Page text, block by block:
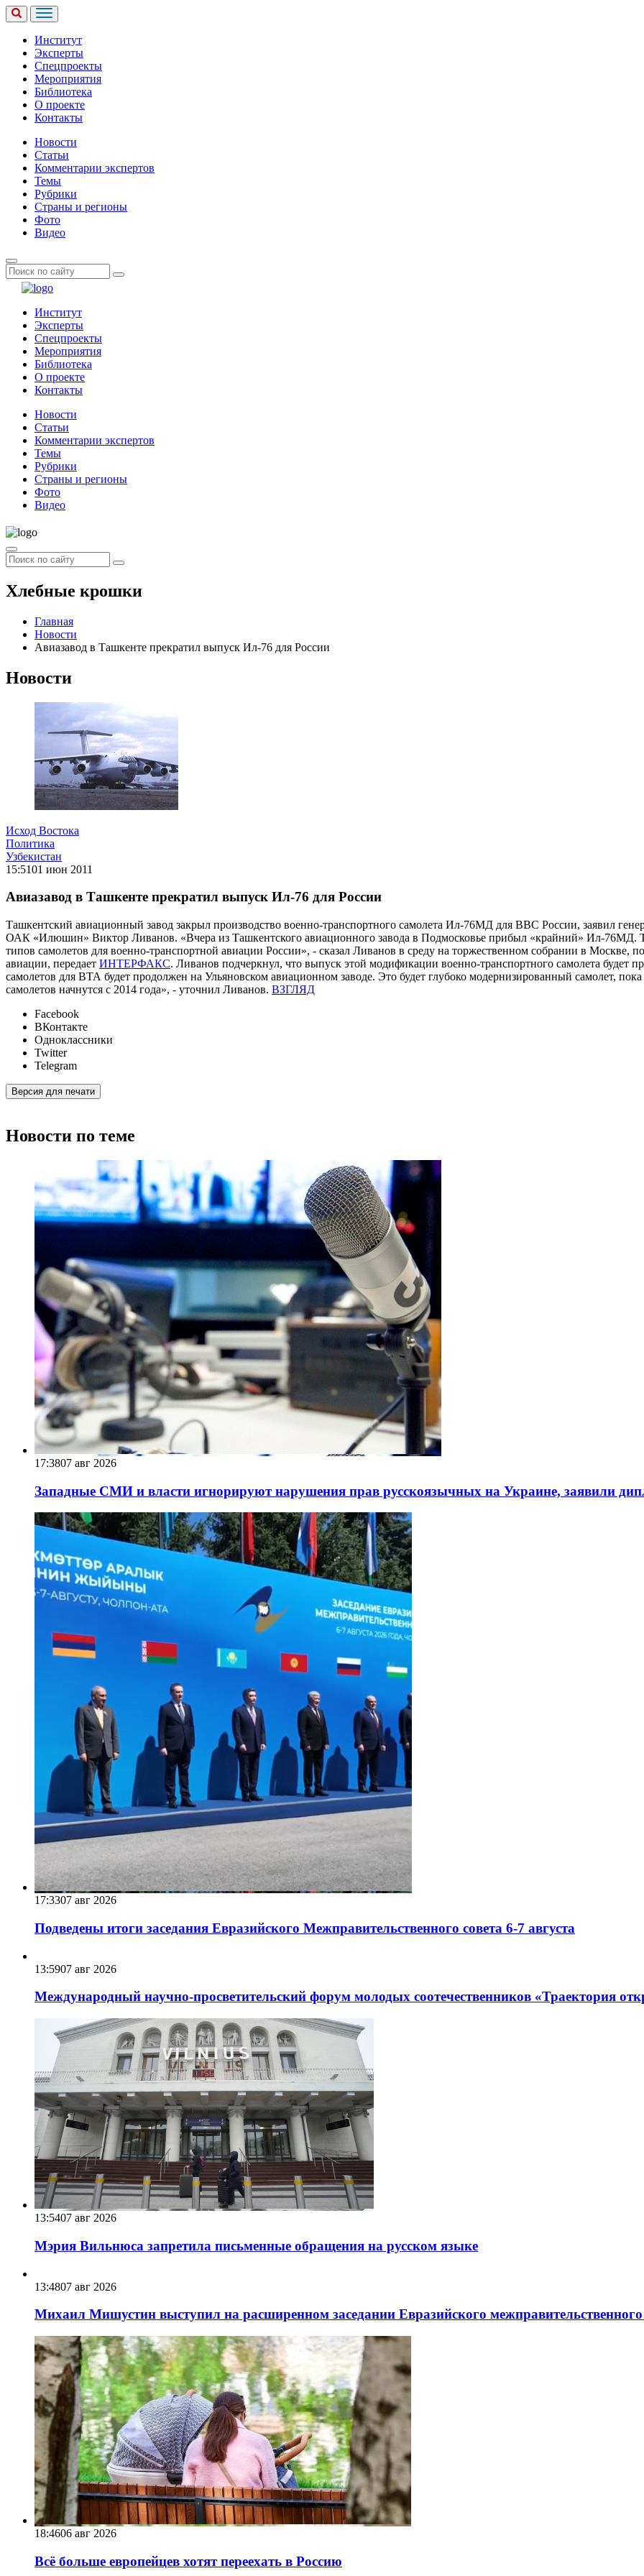
Институт
Эксперты
Спецпроекты
Мероприятия
Библиотека
О проекте
Контакты
Новости
Статьи
Комментарии экспертов
Темы
Рубрики
Страны и регионы
Фото
Видео
Институт
Эксперты
Спецпроекты
Мероприятия
Библиотека
О проекте
Контакты
Новости
Статьи
Комментарии экспертов
Темы
Рубрики
Страны и регионы
Фото
Видео
Хлебные крошки
Главная
Новости
Авиазавод в Ташкенте прекратил выпуск Ил-76 для России
Новости
Исход Востока
Политика
Узбекистан
15:5101 июн 2011
Авиазавод в Ташкенте прекратил выпуск Ил-76 для России
Ташкентский авиационный завод закрыл производство военно-транспортного самолета Ил-76МД для ВВС России, заявил
ОАК «Илюшин» Виктор Ливанов. «Вчера из Ташкентского авиационного завода в Подмосковье прибыл «крайний» Ил-76МД.
типов самолетов для военно-транспортной авиации России», - сказал Ливанов в среду на торжественном собрании в Москве,
авиации, передает ИНТЕРФАКС. Ливанов подчеркнул, что выпуск этой модификации военно-транспортного самолета будет
самолетов для ВТА будет продолжен на Ульяновском авиационном заводе. Это будет глубоко модернизированный самолет,
самолетов начнутся с 2014 года», - уточнил Ливанов. ВЗГЛЯД
Facebook
ВКонтакте
Одноклассники
Twitter
Telegram
Версия для печати
Новости по теме
17:3807 авг 2026
Западные СМИ и власти игнорируют нарушения прав русскоязычных на Украине, заявили
17:3307 авг 2026
Подведены итоги заседания Евразийского Межправительственного совета 6-7 августа
13:5907 авг 2026
Международный научно-просветительский форум молодых соотечественников «Траектория
13:5407 авг 2026
Мэрия Вильнюса запретила письменные обращения на русском языке
13:4807 авг 2026
Михаил Мишустин выступил на расширенном заседании Евразийского
18:4606 авг 2026
Всё больше европейцев хотят переехать в Россию